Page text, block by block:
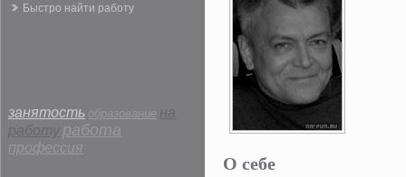
Быстро найти работу
занятость образование на
работу работа
профессия
О себе